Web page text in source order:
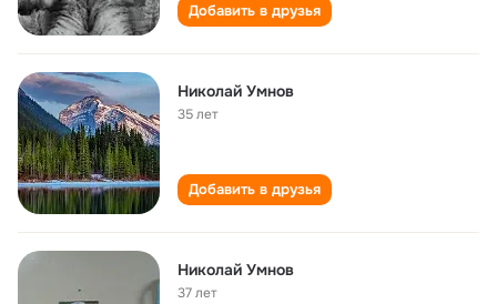
Добавить в друзья
Николай Умнов
35 лет
Добавить в друзья
Николай Умнов
37 лет